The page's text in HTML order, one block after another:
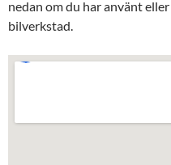
nedan om du har använt
bilverkstad.